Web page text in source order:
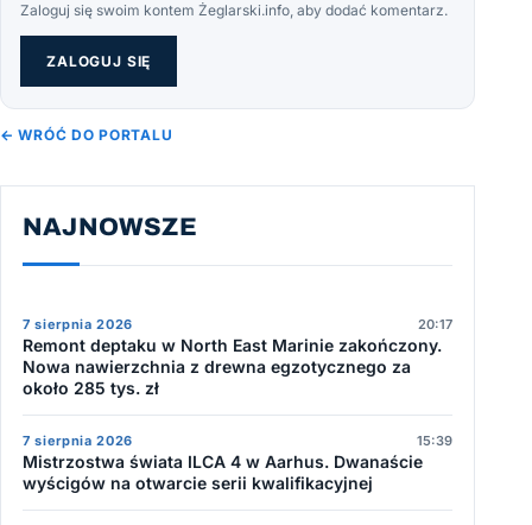
Zaloguj się swoim kontem Żeglarski.info, aby dodać komentarz.
ZALOGUJ SIĘ
← WRÓĆ DO PORTALU
NAJNOWSZE
7 sierpnia 2026 20:17
Remont deptaku w North East Marinie zakończony.
Nowa nawierzchnia z drewna egzotycznego za
około 285 tys. zł
7 sierpnia 2026 15:39
Mistrzostwa świata ILCA 4 w Aarhus. Dwanaście
wyścigów na otwarcie serii kwalifikacyjnej